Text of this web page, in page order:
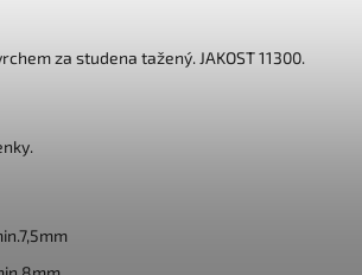
za studena tažený. JAKOST 11300.